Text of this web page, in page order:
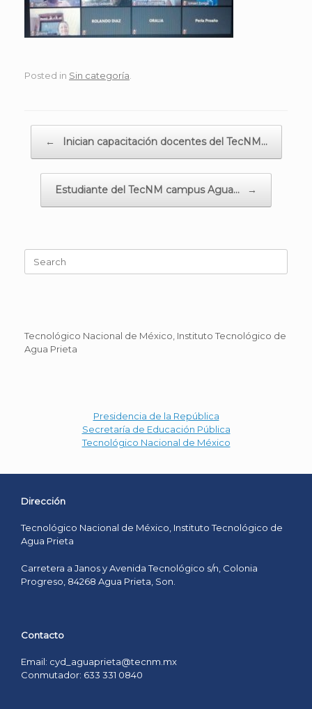
Posted in Sin categoría
← Inician capacitación docentes del TecNM…
Estudiante del TecNM campus Agua… →
for:
Tecnológico Nacional de México, Instituto Tecnológico de
Agua Prieta
Presidencia de la República
Secretaría de Educación Pública
Tecnológico Nacional de México
Dirección
Tecnológico Nacional de México, Instituto Tecnológico de
Agua Prieta
Carretera a Janos y Avenida Tecnológico s/n, Colonia
Progreso, 84268 Agua Prieta, Son.
Contacto
Email: cyd_aguaprieta@tecnm.mx
Conmutador: 633 331 0840